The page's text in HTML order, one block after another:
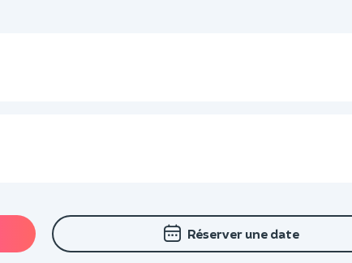
Réserver une date